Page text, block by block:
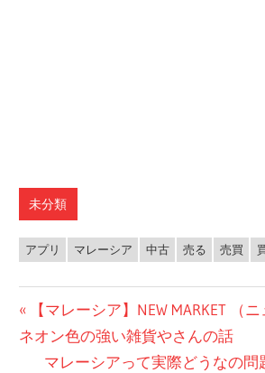
未分類
アプリ マレーシア 中古 売る 売買
投
稿
前
の
【マレーシア】NEW MARKET （
ネオン色の強い雑貨やさんの話
次
マレーシアって実際どうなの問